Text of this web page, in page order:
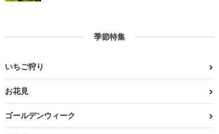
季節特集
いちご狩り
お花見
ゴールデンウィーク